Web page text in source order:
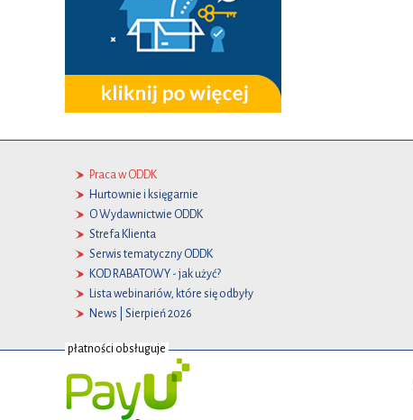
Praca w ODDK
Hurtownie i księgarnie
O Wydawnictwie ODDK
Strefa Klienta
Serwis tematyczny ODDK
KOD RABATOWY - jak użyć?
Lista webinariów, które się odbyły
News | Sierpień 2026
płatności obsługuje